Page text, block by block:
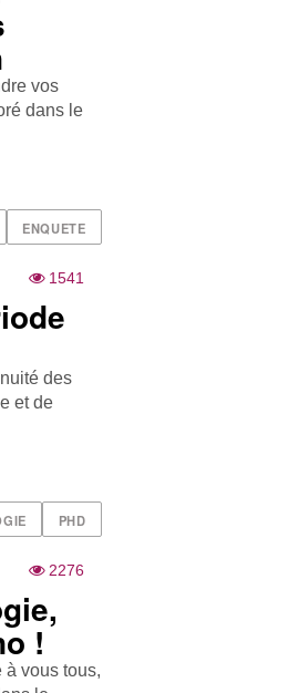
vos
dans le
ENQUETE
1541
des
et de
PHD
2276
!
à vous tous,